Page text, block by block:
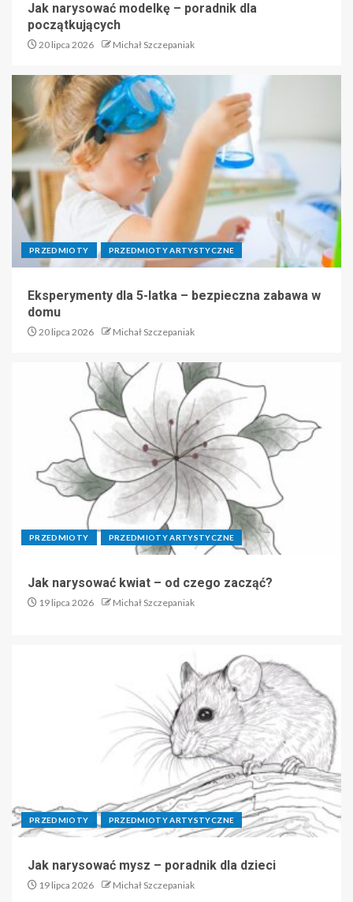
Jak narysować modelkę – poradnik dla
początkujących
20 lipca 2026 Michał Szczepaniak
PRZEDMIOTY PRZEDMIOTY ARTYSTYCZNE
Eksperymenty dla 5-latka – bezpieczna zabawa w
domu
20 lipca 2026 Michał Szczepaniak
PRZEDMIOTY PRZEDMIOTY ARTYSTYCZNE
Jak narysować kwiat – od czego zacząć?
19 lipca 2026 Michał Szczepaniak
PRZEDMIOTY PRZEDMIOTY ARTYSTYCZNE
Jak narysować mysz – poradnik dla dzieci
19 lipca 2026 Michał Szczepaniak